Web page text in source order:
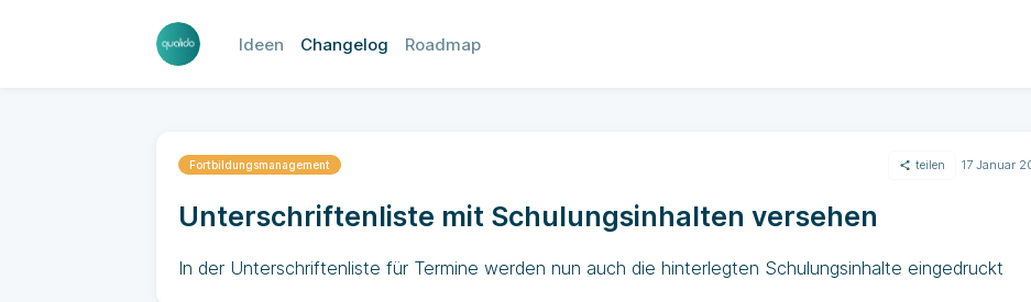
Ideen Changelog Roadmap
Fortbildungsmanagement teilen 17 Januar
Unterschriftenliste mit Schulungsinhalten versehen
In der Unterschriftenliste für Termine werden nun auch die hinterlegten Schulungsinhalte eingedruckt